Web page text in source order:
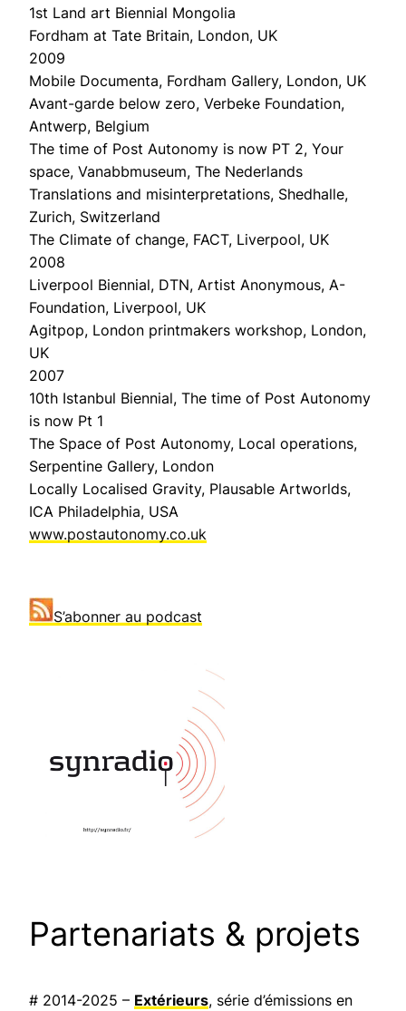
1st Land art Biennial Mongolia
Fordham at Tate Britain, London, UK
2009
Mobile Documenta, Fordham Gallery, London, UK
Avant-garde below zero, Verbeke Foundation,
Antwerp, Belgium
The time of Post Autonomy is now PT 2, Your
space, Vanabbmuseum, The Nederlands
Translations and misinterpretations, Shedhalle,
Zurich, Switzerland
The Climate of change, FACT, Liverpool, UK
2008
Liverpool Biennial, DTN, Artist Anonymous, A-
Foundation, Liverpool, UK
Agitpop, London printmakers workshop, London,
UK
2007
10th Istanbul Biennial, The time of Post Autonomy
is now Pt 1
The Space of Post Autonomy, Local operations,
Serpentine Gallery, London
Locally Localised Gravity, Plausable Artworlds,
ICA Philadelphia, USA
www.postautonomy.co.uk
S’abonner au podcast
Partenariats & projets
# 2014-2025 – Extérieurs, série d’émissions en